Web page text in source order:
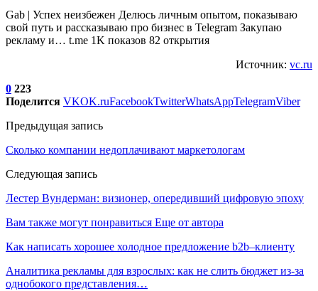
Gab | Успех неизбежен Делюсь личным опытом, показываю
свой путь и рассказываю про бизнес в Telegram Закупаю
рекламу и… t.me 1K показов 82 открытия
Источник: vc.ru
0 223
Поделится VKOK.ruFacebookTwitterWhatsAppTelegramViber
Предыдущая запись
Сколько компании недоплачивают маркетологам
Следующая запись
Лестер Вундерман: визионер, опередивший цифровую эпоху
Вам также могут понравиться Еще от автора
Как написать хорошее холодное предложение b2b–клиенту
Аналитика рекламы для взрослых: как не слить бюджет из-за
однобокого представления…